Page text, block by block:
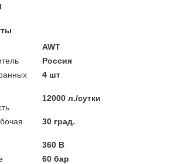
AWT
Россия
4 шт
12000 л./сутки
30 град.
360 В
60 бар